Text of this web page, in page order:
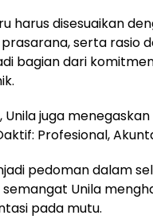
harus disesuaikan
serta rasio
bagian dari
Unila juga
Profesional,
pedoman dalam
Unila
pada mutu.